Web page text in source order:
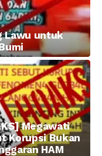
Lawu untuk
Megawati
Korupsi Bukan
HAM